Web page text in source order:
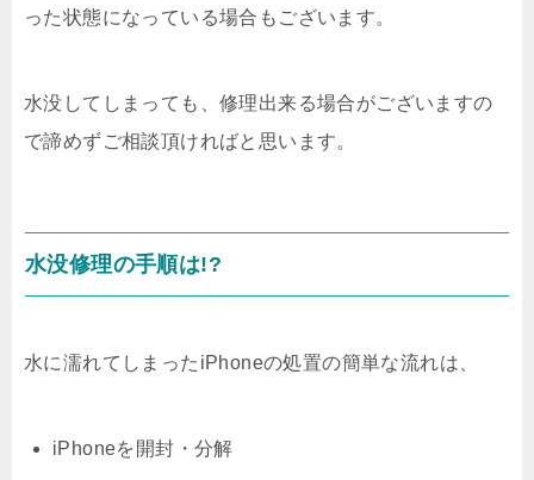
った状態になっている場合もございます。
水没してしまっても、修理出来る場合がございますの
で諦めずご相談頂ければと思います。
水没修理の手順は!?
水に濡れてしまったiPhoneの処置の簡単な流れは、
iPhoneを開封・分解